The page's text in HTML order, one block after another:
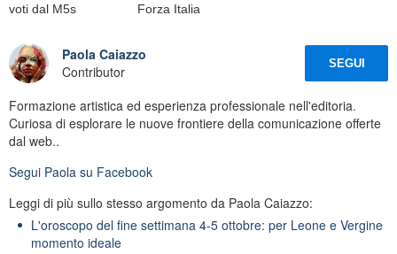
voti dal M5s
Forza Italia
Paola Caiazzo
Contributor
SEGUI
Formazione artistica ed esperienza professionale nell'editoria.
Curiosa di esplorare le nuove frontiere della comunicazione offerte
dal web..
Segui Paola su Facebook
Leggi di più sullo stesso argomento da Paola Caiazzo:
L'oroscopo del fine settimana 4-5 ottobre: per Leone e Vergine
momento ideale